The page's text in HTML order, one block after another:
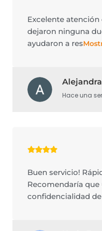
Excelente atención
dejaron ninguna
ayudaron a res
Hace una
Buen servicio!
Recomendaría
confidencialidad